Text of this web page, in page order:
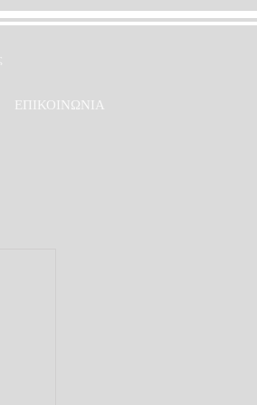
ΕΠΙΚΟΙΝΩΝΙΑ